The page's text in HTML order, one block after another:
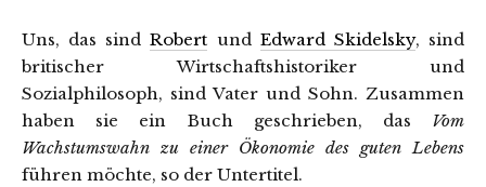
Uns, das sindRobert und Edward Skidelsky, sind
britischer Wirtschaftshistoriker und
Sozialphilosoph, sind Vater und Sohn. Zusammen
haben sie ein Buch geschrieben, das Vom
Wachstumswahn zu einer Ökonomie des guten Lebens
führen möchte, so der Untertitel.